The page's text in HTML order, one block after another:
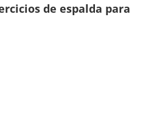
de espalda para